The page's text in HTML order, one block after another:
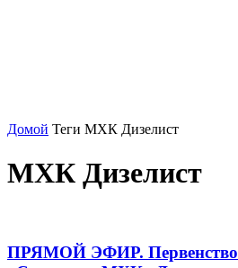
Домой Теги МХК Дизелист
МХК Дизелист
ПРЯМОЙ ЭФИР.